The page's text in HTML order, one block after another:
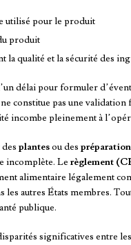
utilisé pour le produit
produit
la qualité et la sécurité des
délai pour formuler
ne constitue pas une
incombe pleinement à
plantesou des
incomplète. Le règlement
alimentaire légalement
autres États membres.
publique.
significatives entre